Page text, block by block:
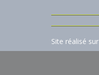
Site réalisé